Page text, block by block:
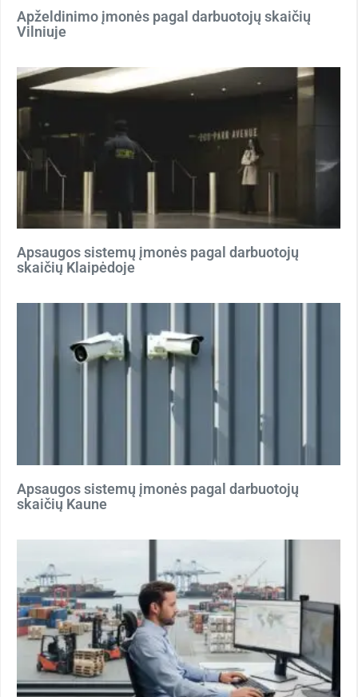
Apželdinimo įmonės pagal darbuotojų skaičių
Vilniuje
Apsaugos sistemų įmonės pagal darbuotojų
skaičių Klaipėdoje
Apsaugos sistemų įmonės pagal darbuotojų
skaičių Kaune